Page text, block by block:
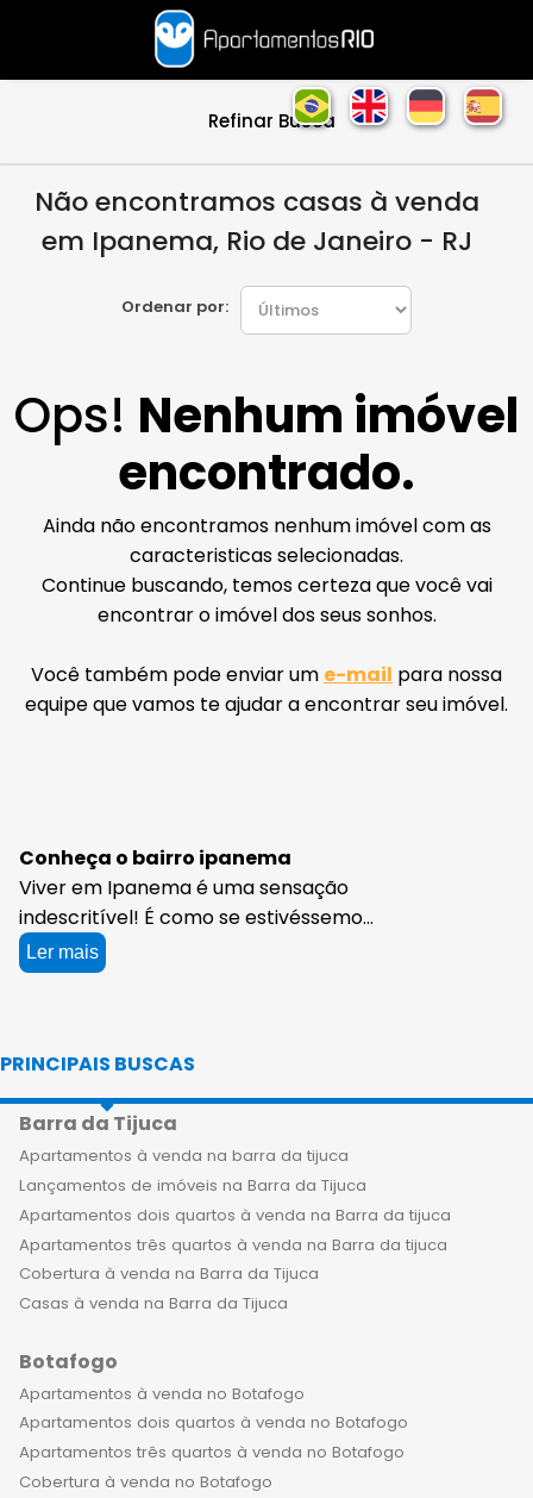
Refinar Busca
Não encontramos casas à venda
em Ipanema, Rio de Janeiro - RJ
Ordenar por:
Ops! Nenhum imóvel
encontrado.
Ainda não encontramos nenhum imóvel com as
caracteristicas selecionadas.
Continue buscando, temos certeza que você vai
encontrar o imóvel dos seus sonhos.
Você também pode enviar um e-mail para nossa
equipe que vamos te ajudar a encontrar seu imóvel.
Conheça o bairro ipanema
Viver em Ipanema é uma sensação
indescritível! É como se estivéssemos
sempre em um cenário de filme,
rodeados por paisagens
tudo: você pode ter tudo isso ao seu
alcance com as coberturas de 1
quarto à venda em Ipanema,
oferecidas pela imobiliária
Apartamentos Rio. As coberturas de 1
quarto em Ipanema são de alto
padrão, com acabamentos de
primeira linha e ainda contam com a
opção de personalização da planta,
moradores. Além disso, são ideais
para investidores que desejam
investir em um imóvel que se valoriza
ao longo do tempo e oferece alta
rentabilidade e liquidez para aluguel. E
Ler mais
PRINCIPAIS BUSCAS
Barra da Tijuca
Apartamentos à venda na barra da tijuca
Lançamentos de imóveis na Barra da Tijuca
Apartamentos dois quartos à venda na Barra da tijuca
Apartamentos três quartos à venda na Barra da tijuca
Cobertura à venda na Barra da Tijuca
Casas à venda na Barra da Tijuca
Botafogo
Apartamentos à venda no Botafogo
Apartamentos dois quartos à venda no Botafogo
Apartamentos três quartos à venda no Botafogo
Cobertura à venda no Botafogo